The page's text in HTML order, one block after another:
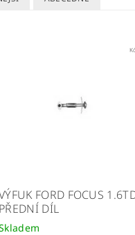
FORD FOCUS
PŘEDNÍ DÍL